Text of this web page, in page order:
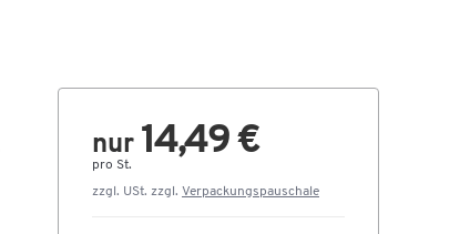
nur 14,49 €
pro St.
zzgl. USt. zzgl. Verpackungspauschale